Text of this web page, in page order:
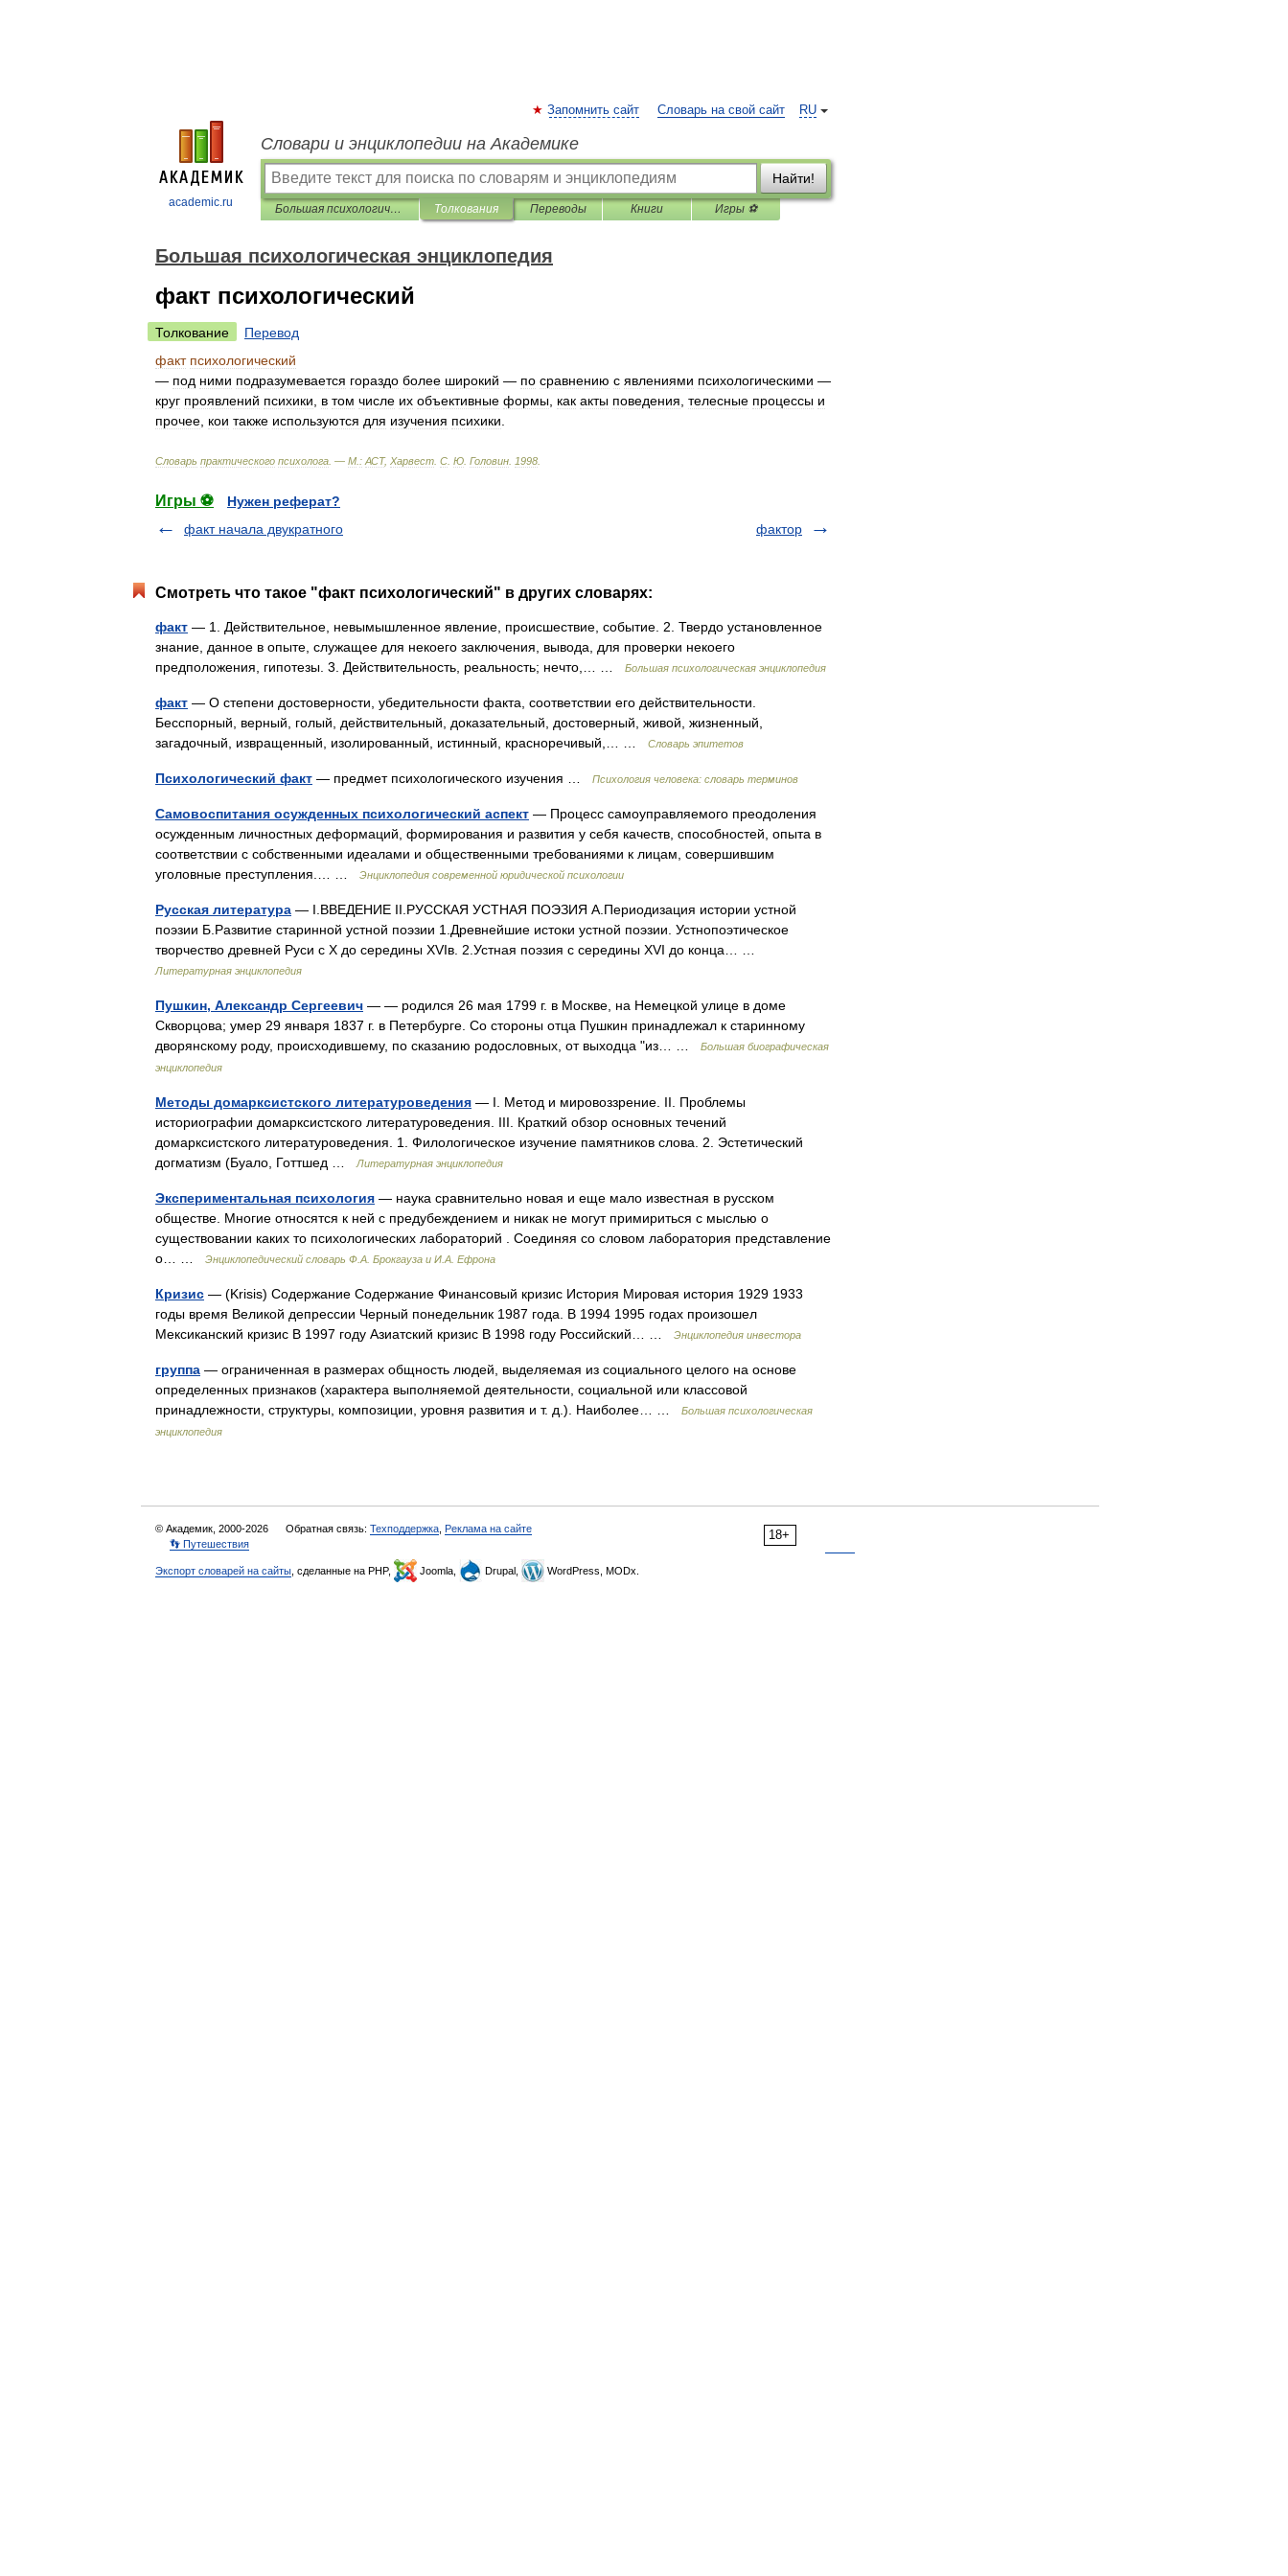
academic.ru
RU
Запомнить сайт Словарь на свой сайт
Словари и энциклопедии на Академике
Найти!
Большая психологическая энциклопедия Толкования Переводы Книги Игры ⚽
Большая психологическая энциклопедия
факт психологический
Толкование
Перевод
факт психологический
— под ними подразумевается гораздо более широкий — по сравнению с явлениями психологическими —
круг проявлений психики в том числе их объективные формы как акты поведения телесные процессы и
прочее кои также используются для изучения психики
Словарь практического психолога . — М : АСТ, Харвест С Ю Головин 1998
Игры ⚽
Нужен реферат?
факт начала двукратного
фактор
Смотреть что такое "факт психологический" в других словарях:
факт — 1. Действительное, невымышленное явление, происшествие, событие. 2. Твердо установленное
знание, данное в опыте, служащее для некоего заключения, вывода, для проверки некоего
предположения, гипотезы. 3. Действительность, реальность; нечто,… …
Большая психологическая энциклопедия
факт — О степени достоверности, убедительности факта, соответствии его действительности.
Бесспорный, верный, голый, действительный, доказательный, достоверный, живой, жизненный,
загадочный, извращенный, изолированный, истинный, красноречивый,… …
Словарь эпитетов
Психологический факт — предмет психологического изучения … Психология человека: словарь терминов
Самовоспитания осужденных психологический аспект — Процесс самоуправляемого преодоления
осужденным личностных деформаций, формирования и развития у себя качеств, способностей, опыта в
соответствии с собственными идеалами и общественными требованиями к лицам, совершившим
уголовные преступления.… …
Энциклопедия современной юридической психологии
Русская литература — I.ВВЕДЕНИЕ II.РУССКАЯ УСТНАЯ ПОЭЗИЯ А.Периодизация истории устной
поэзии Б.Развитие старинной устной поэзии 1.Древнейшие истоки устной поэзии. Устнопоэтическое
творчество древней Руси с X до середины XVIв. 2.Устная поэзия с середины XVI до конца… …
Литературная энциклопедия
Пушкин, Александр Сергеевич — — родился 26 мая 1799 г. в Москве, на Немецкой улице в доме
Скворцова; умер 29 января 1837 г. в Петербурге. Со стороны отца Пушкин принадлежал к старинному
дворянскому роду, происходившему, по сказанию родословных, от выходца "из… …
Большая биографическая
энциклопедия
Методы домарксистского литературоведения — I. Метод и мировоззрение. II. Проблемы
историографии домарксистского литературоведения. III. Краткий обзор основных течений
домарксистского литературоведения. 1. Филологическое изучение памятников слова. 2. Эстетический
догматизм (Буало, Готтшед …
Литературная энциклопедия
Экспериментальная психология — наука сравнительно новая и еще мало известная в русском
обществе. Многие относятся к ней с предубеждением и никак не могут примириться с мыслью о
существовании каких то психологических лабораторий . Соединяя со словом лаборатория представление
о… …
Энциклопедический словарь Ф.А. Брокгауза и И.А. Ефрона
Кризис — (Krisis) Содержание Содержание Финансовый кризис История Мировая история 1929 1933
годы время Великой депрессии Черный понедельник 1987 года. В 1994 1995 годах произошел
Мексиканский кризис В 1997 году Азиатский кризис В 1998 году Российский… …
Энциклопедия инвестора
группа — ограниченная в размерах общность людей, выделяемая из социального целого на основе
определенных признаков (характера выполняемой деятельности, социальной или классовой
принадлежности, структуры, композиции, уровня развития и т. д.). Наиболее… …
Большая психологическая
энциклопедия
18+
© Академик, 2000-2026 Обратная связь: Техподдержка Реклама на сайте
👣 Путешествия
Экспорт словарей на сайты , сделанные на PHP, Joomla, Drupal, WordPress, MODx.